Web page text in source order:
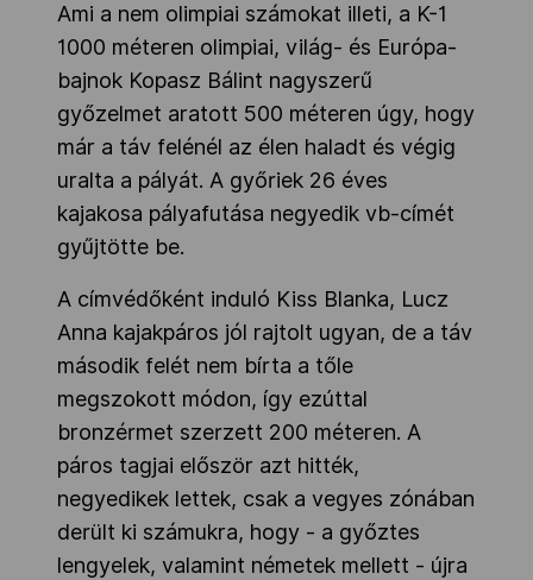
Ami a nem olimpiai számokat illeti, a K-1
1000 méteren olimpiai, világ- és Európa-
bajnok Kopasz Bálint nagyszerű
győzelmet aratott 500 méteren úgy, hogy
már a táv felénél az élen haladt és végig
uralta a pályát. A győriek 26 éves
kajakosa pályafutása negyedik vb-címét
gyűjtötte be.
A címvédőként induló Kiss Blanka, Lucz
Anna kajakpáros jól rajtolt ugyan, de a táv
második felét nem bírta a tőle
megszokott módon, így ezúttal
bronzérmet szerzett 200 méteren. A
páros tagjai először azt hitték,
negyedikek lettek, csak a vegyes zónában
derült ki számukra, hogy - a győztes
lengyelek, valamint németek mellett - újra